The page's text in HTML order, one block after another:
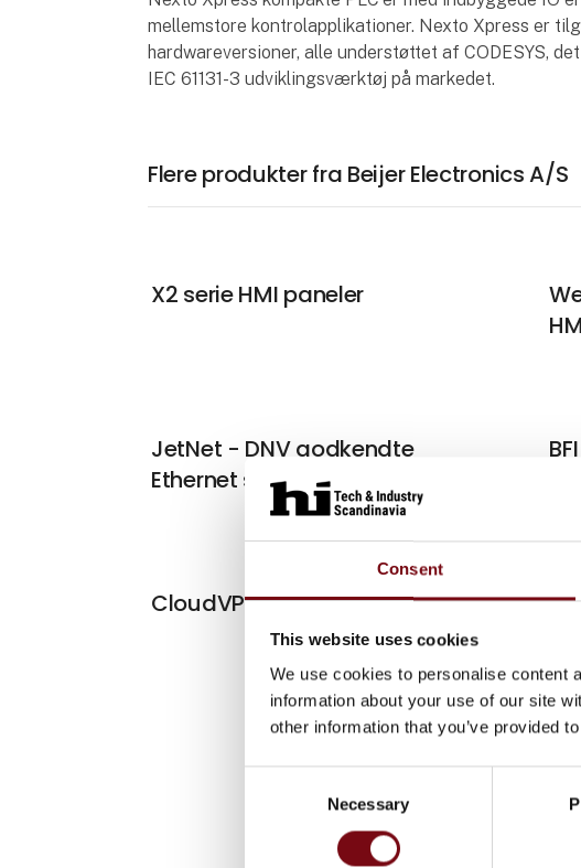
Consent
This website uses cookies
We use cookies to personalise content
information about your use of our site
other information that you’ve provided
Necessary
mellemstore kontrolapplikationer. Nexto Xpress er
hardwareversioner, alle understøttet af CODESYS,
IEC 61131-3 udviklingsværktøj på markedet.
Flere produkter fra Beijer Electronics A/S
X2 serie HMI paneler
JetNet - DNV godkendte
Ethernet switche
CloudVPN Gateway